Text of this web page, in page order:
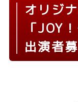
オリジ
「JOY
出演者